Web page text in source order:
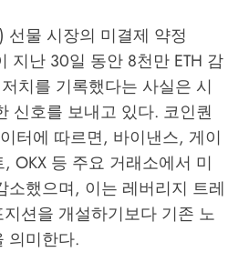
선물 시장의 미결제 약정
지난 30일 동안 8천만 ETH 감
치를 기록했다는 사실은 시
신호를 보내고 있다. 코인퀀
터에 따르면, 바이낸스, 게이
OKX 등 주요 거래소에서 미
소했으며, 이는 레버리지 트레
션을 개설하기보다 기존 노
의미한다.